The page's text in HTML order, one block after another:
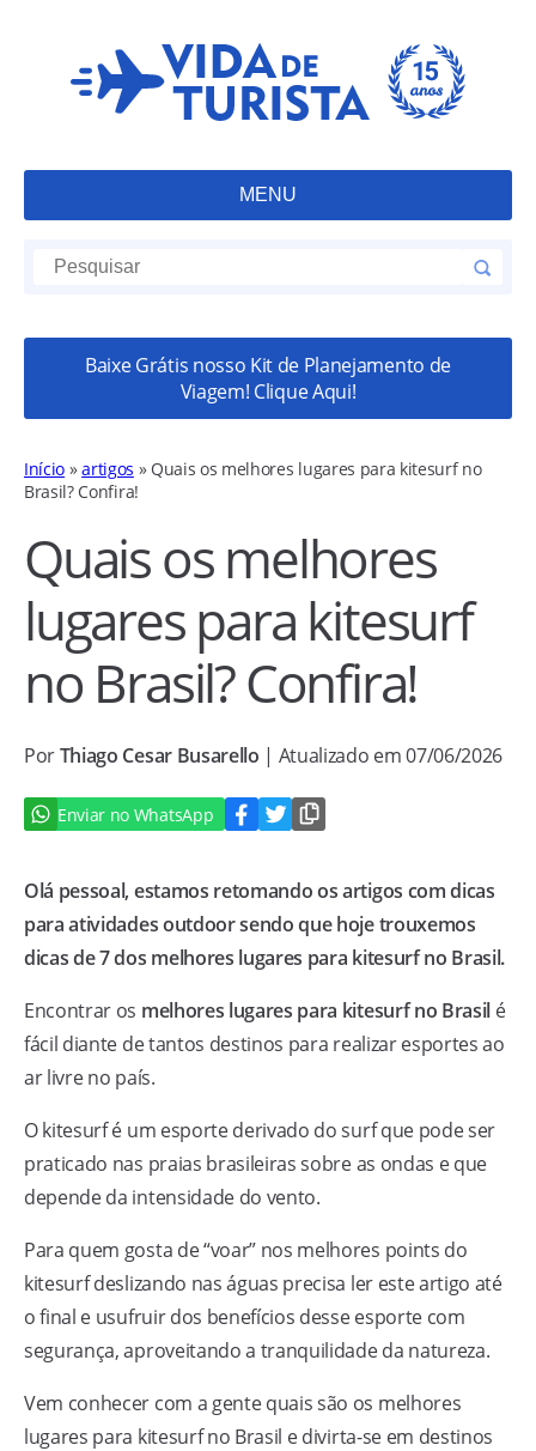
MENU
Baixe Grátis nosso Kit de Planejamento de
Viagem! Clique Aqui!
Início »artigos » Quais os melhores lugares para kitesurf no
Brasil? Confira!
Quais os melhores
lugares para kitesurf
no Brasil? Confira!
PorThiago Cesar Busarello | Atualizado em 07/06/2026
Enviar no WhatsApp
Olá pessoal, estamos retomando os artigos com dicas
para atividades outdoor sendo que hoje trouxemos
dicas de 7 dos melhores lugares para kitesurf no Brasil.
Encontrar os melhores lugares para kitesurf no Brasil é
fácil diante de tantos destinos para realizar esportes ao
ar livre no país.
O kitesurf é um esporte derivado do surf que pode ser
praticado nas praias brasileiras sobre as ondas e que
depende da intensidade do vento.
Para quem gosta de “voar” nos melhores points do
kitesurf deslizando nas águas precisa ler este artigo até
o final e usufruir dos benefícios desse esporte com
segurança, aproveitando a tranquilidade da natureza.
Vem conhecer com a gente quais são os melhores
lugares para kitesurf no Brasil e divirta-se em destinos